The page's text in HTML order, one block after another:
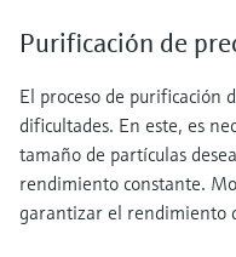
Purificación de
El proceso de purificación
dificultades. En este, es
tamaño de partículas
rendimiento constante.
garantizar el rendimiento